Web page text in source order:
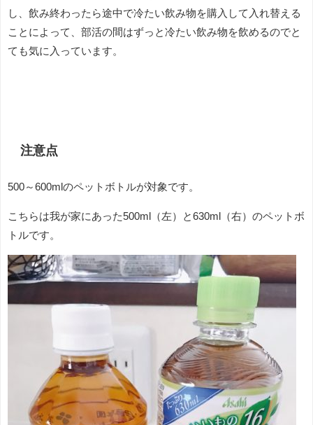
し、飲み終わったら途中で冷たい飲み物を購入して入れ替える
ことによって、部活の間はずっと冷たい飲み物を飲めるのでと
ても気に入っています。
注意点
500～600mlのペットボトルが対象です。
こちらは我が家にあった500ml（左）と630ml（右）のペットボ
トルです。